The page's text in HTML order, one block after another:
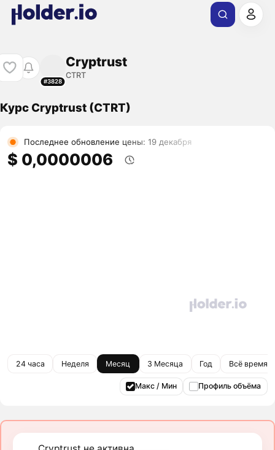
#3828
Cryptrust
CTRT
Курс Cryptrust (CTRT)
Последнее обновление цены: 19 декабря
$ 0,0000006
24 часа Неделя Месяц 3 Месяца Год Всё время
Макс / Мин Профиль объёма